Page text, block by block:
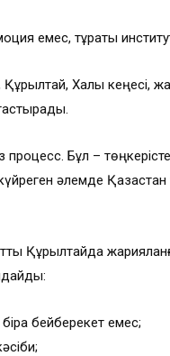
емес, тұрақты
Халық кеңесі,
процесс. Бұл –
әлемде Қазақстан
Құрылтайда
бейберекет емес;